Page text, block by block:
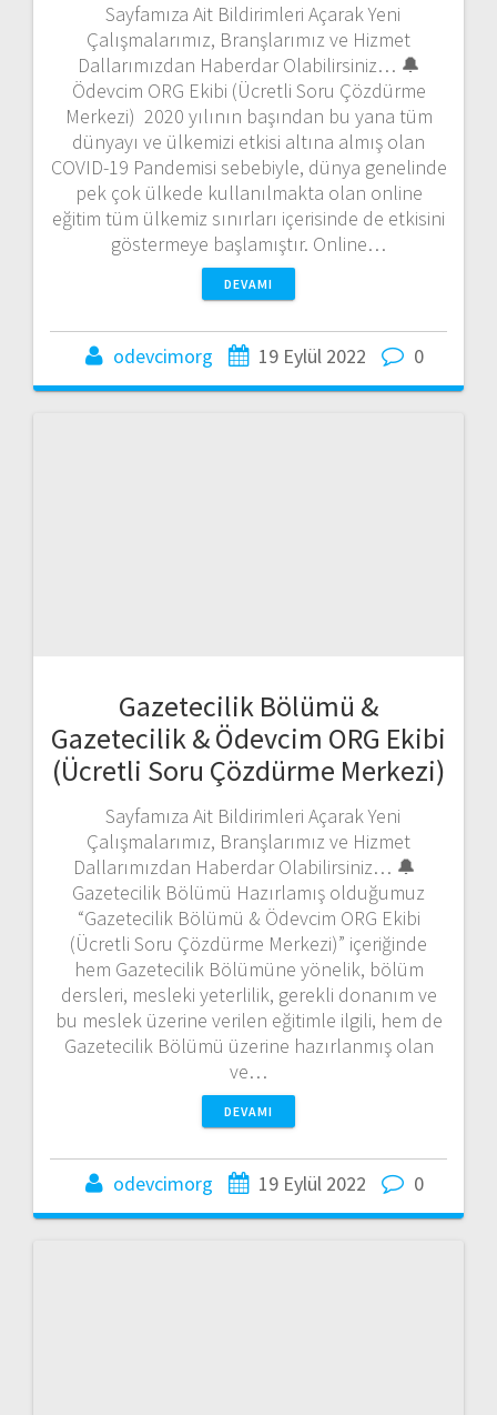
Sayfamıza Ait Bildirimleri Açarak Yeni
Çalışmalarımız, Branşlarımız ve Hizmet
Dallarımızdan Haberdar Olabilirsiniz… 🔔
Ödevcim ORG Ekibi (Ücretli Soru Çözdürme
Merkezi) 2020 yılının başından bu yana tüm
dünyayı ve ülkemizi etkisi altına almış olan
COVID-19 Pandemisi sebebiyle, dünya genelinde
pek çok ülkede kullanılmakta olan online
eğitim tüm ülkemiz sınırları içerisinde de etkisini
göstermeye başlamıştır. Online…
DEVAMI
odevcimorg 19 Eylül 2022 0
Gazetecilik Bölümü &
Gazetecilik & Ödevcim ORG Ekibi
(Ücretli Soru Çözdürme Merkezi)
Sayfamıza Ait Bildirimleri Açarak Yeni
Çalışmalarımız, Branşlarımız ve Hizmet
Dallarımızdan Haberdar Olabilirsiniz… 🔔
Gazetecilik Bölümü Hazırlamış olduğumuz
“Gazetecilik Bölümü & Ödevcim ORG Ekibi
(Ücretli Soru Çözdürme Merkezi)” içeriğinde
hem Gazetecilik Bölümüne yönelik, bölüm
dersleri, mesleki yeterlilik, gerekli donanım ve
bu meslek üzerine verilen eğitimle ilgili, hem de
Gazetecilik Bölümü üzerine hazırlanmış olan
ve…
DEVAMI
odevcimorg 19 Eylül 2022 0